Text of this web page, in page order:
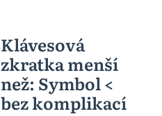
Klávesová
zkratka menší
než: Symbol <
bez komplikací